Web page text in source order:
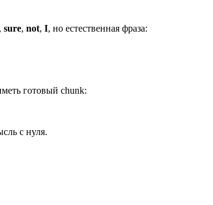
, sure, not, I, но естественная фраза:
готовый chunk:
с нуля.